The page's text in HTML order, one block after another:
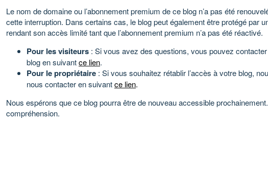
Le nom de domaine ou l’abonnement premium de ce blog n’a pas été
cette interruption. Dans certains cas, le blog peut également être protégé par
rendant son accès limité tant que l’abonnement premium n’a pas été réactivé.
Pour les visiteurs : Si vous avez des questions, vous pouvez
blog en suivantce lien.
Pour le propriétaire : Si vous souhaitez rétablir l’accès à votre blog,
nous contacter en suivantce lien.
Nous espérons que ce blog pourra être de nouveau accessible
compréhension.